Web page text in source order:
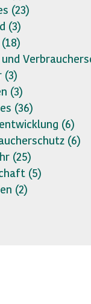
(23)
(3)
18)
und
(3)
(3)
(36)
(6)
(6)
(25)
(5)
(2)